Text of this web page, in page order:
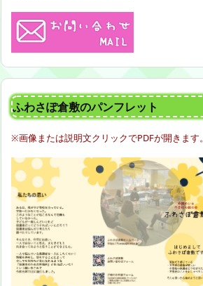
ふわさぽ倉敷のパンフレット
※画像または説明文クリックでPDFが開きます。